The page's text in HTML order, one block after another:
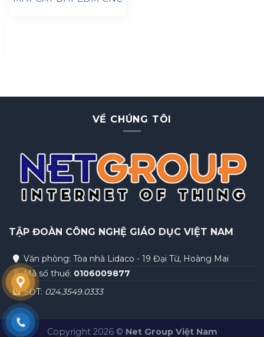
VỀ CHÚNG TÔI
TẬP ĐOÀN CÔNG NGHỆ GIÁO DỤC VIỆT NAM
Văn phòng: Tòa nhà Lidaco - 19 Đại Từ, Hoàng Mai
Mã số thuế: 0106009877
SĐT: 024.3549.0333
Copyright 2026 © Net Group Việt Nam